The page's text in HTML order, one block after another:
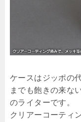
ケースはジッポの
までも飽きの来な
のライターです。
クリアーコーティ